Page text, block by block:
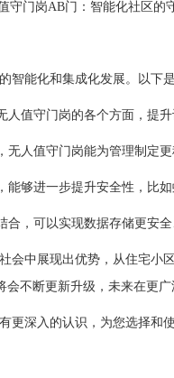
能化和集成化发展。以下是
守门岗的各个方面，提升
值守门岗能为管理制定更
进一步提升安全性，比如
可以实现数据存储更安全
中展现出优势，从住宅小
不断更新升级，未来在更
深入的认识，为您选择和使